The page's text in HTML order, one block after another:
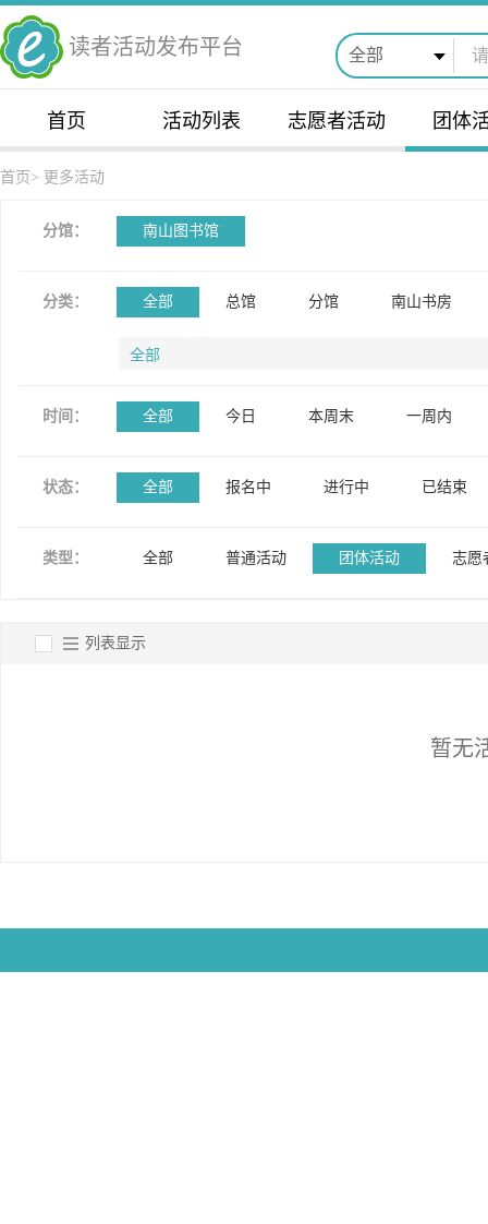
读者活动发布平台 全部
首页 活动列表 志愿者活动 团体
首页 > 更多活动
分馆： 南山图书馆
分类： 全部 总馆 分馆 南山书房
全部
时间： 全部 今日 本周末 一周内
状态： 全部 报名中 进行中 已结束
类型： 全部 普通活动 团体活动 志愿
列表显示
暂无